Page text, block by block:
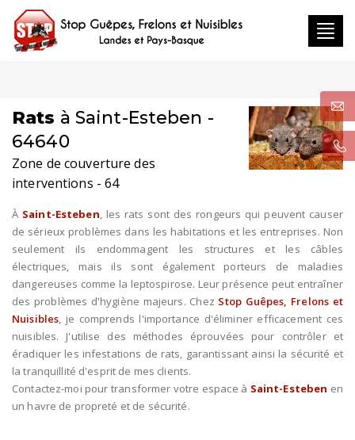
Rats à Saint-Esteben -
64640
Zone de couverture des
interventions - 64
À Saint-Esteben, les rats sont des rongeurs qui peuvent causer
de sérieux problèmes dans les habitations et les entreprises. Non
seulement ils endommagent les structures et les câbles
électriques, mais ils sont également porteurs de maladies
dangereuses comme la leptospirose. Leur présence peut entraîner
des problèmes d'hygiène majeurs. Chez Stop Guêpes, Frelons et
Nuisibles, je comprends l'importance d'éliminer efficacement ces
nuisibles. J'utilise des méthodes éprouvées pour contrôler et
éradiquer les infestations de rats, garantissant ainsi la sécurité et
la tranquillité d'esprit de mes clients.
Contactez-moi pour transformer votre espace à Saint-Esteben en
un havre de propreté et de sécurité.